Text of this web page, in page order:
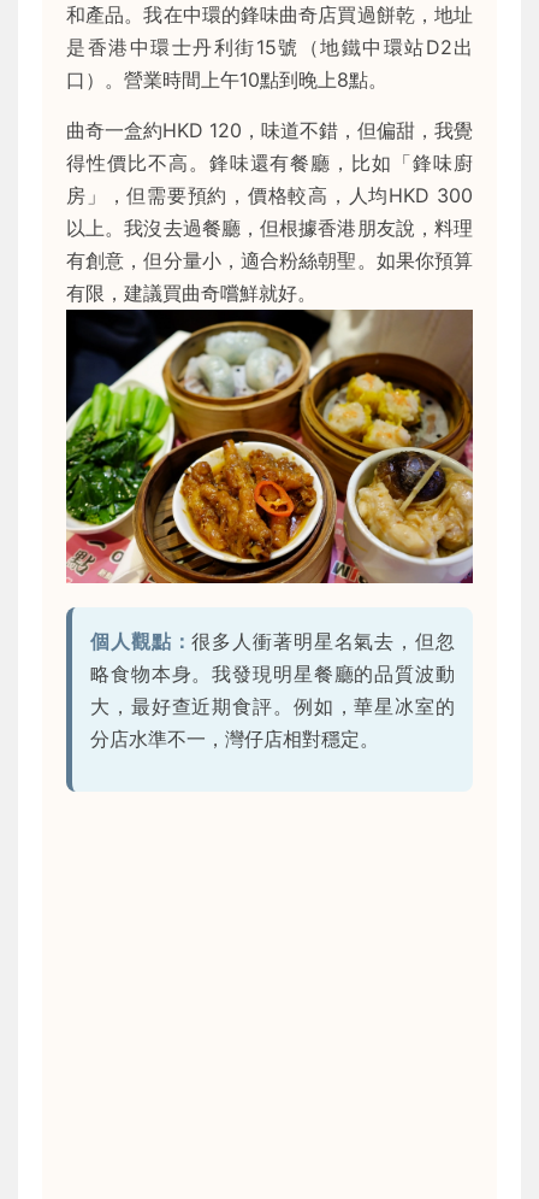
和產品。我在中環的鋒味曲奇店買過餅乾，地址
是香港中環士丹利街15號（地鐵中環站D2出
口）。營業時間上午10點到晚上8點。
曲奇一盒約HKD 120，味道不錯，但偏甜，我覺
得性價比不高。鋒味還有餐廳，比如「鋒味廚
房」，但需要預約，價格較高，人均HKD 300
以上。我沒去過餐廳，但根據香港朋友說，料理
有創意，但分量小，適合粉絲朝聖。如果你預算
有限，建議買曲奇嚐鮮就好。
個人觀點：很多人衝著明星名氣去，但忽
略食物本身。我發現明星餐廳的品質波動
大，最好查近期食評。例如，華星冰室的
分店水準不一，灣仔店相對穩定。